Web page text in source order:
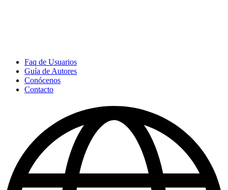
Faq de Usuarios
Guía de Autores
Conócenos
Contacto